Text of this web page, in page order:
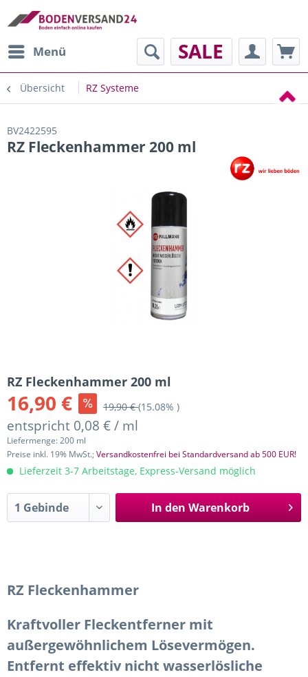
Menü SALE
Übersicht RZ Systeme
BV2422595
RZ Fleckenhammer 200 ml
RZ Fleckenhammer 200 ml
16,90 € 19,90 €(15.08% )
entspricht 0,08 € / ml
Liefermenge: 200 ml
Preise inkl. 19% MwSt.;Versandkostenfrei bei Standardversand ab 500 EUR!
Lieferzeit 3-7 Arbeitstage, Express-Versand möglich
In den Warenkorb
RZ Fleckenhammer
Kraftvoller Fleckentferner mit
außergewöhnlichem Lösevermögen.
Entfernt effektiv nicht wasserlösliche